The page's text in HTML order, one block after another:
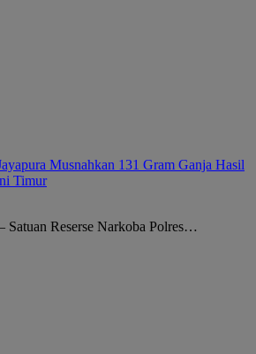
Musnahkan 131 Gram Ganja Hasil
Timur
Satuan Reserse Narkoba Polres…